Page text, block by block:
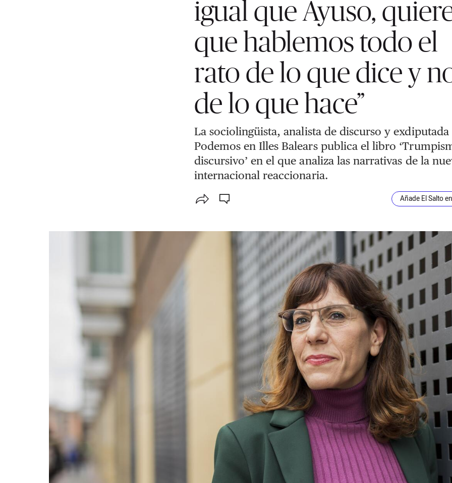
igual que Ayuso,
que hablemos todo el
rato de lo que dice y
de lo que hace”
La sociolingüista, analista de discurso y
Podemos en Illes Balears publica el libro
discursivo’ en el que analiza las narrativas de la
internacional reaccionaria.
Añade El Salto